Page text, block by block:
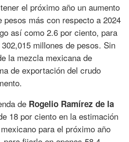
el próximo año un aumento
pesos más con respecto a 2024
así como 2.6 por ciento, para
millones de pesos. Sin
la mezcla mexicana de
de exportación del crudo
de Rogelio Ramírez de la
18 por ciento en la estimación
para el próximo año